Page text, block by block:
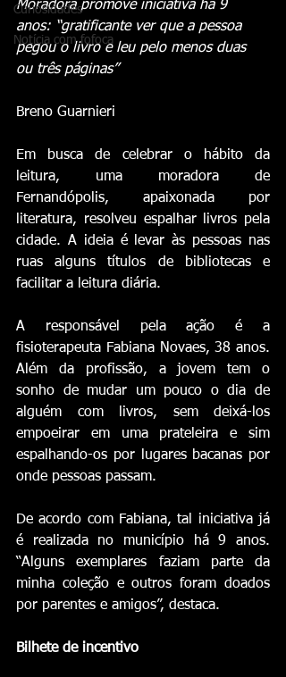
Curiosidades
Notícia com fofoca
Moradora promove iniciativa há 9
anos: “gratificante ver que a pessoa
pegou o livro e leu pelo menos duas
ou três páginas”
Breno Guarnieri
Em busca de celebrar o hábito da
leitura, uma moradora de
Fernandópolis, apaixonada por
literatura, resolveu espalhar livros pela
cidade. A ideia é levar às pessoas nas
ruas alguns títulos de bibliotecas e
facilitar a leitura diária.
A responsável pela ação é a
fisioterapeuta Fabiana Novaes, 38 anos.
Além da profissão, a jovem tem o
sonho de mudar um pouco o dia de
alguém com livros, sem deixá-los
empoeirar em uma prateleira e sim
espalhando-os por lugares bacanas por
onde pessoas passam.
De acordo com Fabiana, tal iniciativa já
é realizada no município há 9 anos.
“Alguns exemplares faziam parte da
minha coleção e outros foram doados
por parentes e amigos”, destaca.
Bilhete de incentivo